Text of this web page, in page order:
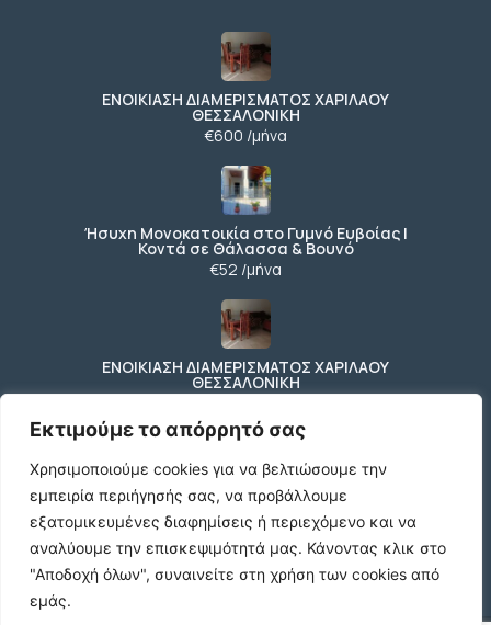
Εκτιμούμε το απόρρητό σας
Χρησιμοποιούμε cookies για να βελτιώσουμε την
εμπειρία περιήγησής σας, να προβάλλουμε
εξατομικευμένες διαφημίσεις ή περιεχόμενο και να
αναλύουμε την επισκεψιμότητά μας. Κάνοντας κλικ στο
"Αποδοχή όλων", συναινείτε στη χρήση των cookies από
εμάς.
ΕΝΟΙΚΙΑΣΗ ΔΙΑΜΕΡΙΣΜΑΤΟΣ ΧΑΡΙΛΑΟΥ
ΘΕΣΣΑΛΟΝΙΚΗ
€600 /μήνα
Ήσυχη Μονοκατοικία στο Γυμνό Ευβοίας |
Κοντά σε Θάλασσα & Βουνό
€52 /μήνα
ΕΝΟΙΚΙΑΣΗ ΔΙΑΜΕΡΙΣΜΑΤΟΣ ΧΑΡΙΛΑΟΥ
ΘΕΣΣΑΛΟΝΙΚΗ
Κωδικος ακινητου Μ480 καταστημα στον
Ευοσμο
€500 /μήνα